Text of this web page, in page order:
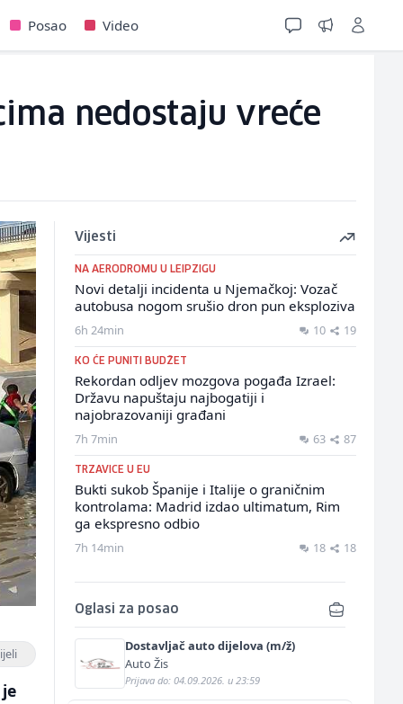
Posao Video
nedostaju vreće
Vijesti
NA AERODROMU U LEIPZIGU
Novi detalji incidenta u Njemačkoj: Vozač
autobusa nogom srušio dron pun eksploziva
6h 24min 10 19
KO ĆE PUNITI BUDŽET
Rekordan odljev mozgova pogađa Izrael:
Državu napuštaju najbogatiji i
najobrazovaniji građani
7h 7min 63 87
TRZAVICE U EU
Bukti sukob Španije i Italije o graničnim
kontrolama: Madrid izdao ultimatum, Rim
ga ekspresno odbio
7h 14min 18 18
Oglasi za posao
Dostavljač auto dijelova (m/ž)
Auto Žis
Prijava do: 04.09.2026. u 23:59